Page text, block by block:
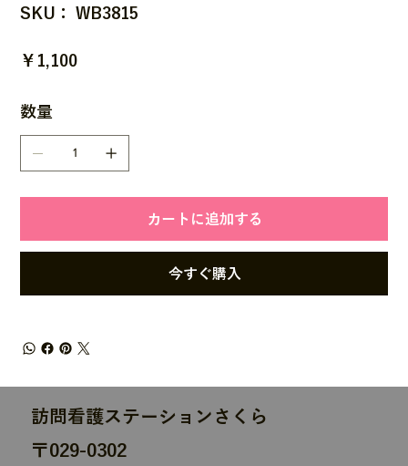
SKU：
WB3815
WB3815
格
￥1,100
数量
カートに追加する
今すぐ購入
訪問看護ステーションさくら
〒029-0302